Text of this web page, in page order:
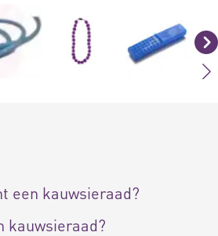
een kauwsieraad?
kauwsieraad?